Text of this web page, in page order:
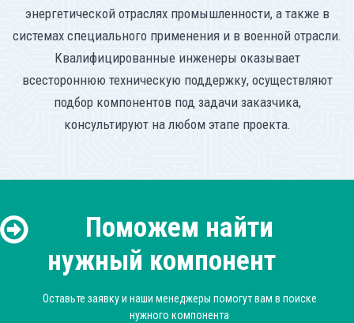
энергетической отраслях промышленности, а также в
системах специального применения и в военной отрасли.
Квалифицированные инженеры оказывает
всестороннюю техническую поддержку, осуществляют
подбор компонентов под задачи заказчика,
консультируют на любом этапе проекта.
Поможем найти
нужный компонент
Оставьте заявку и наши менеджеры помогут вам в поиске
нужного компонента